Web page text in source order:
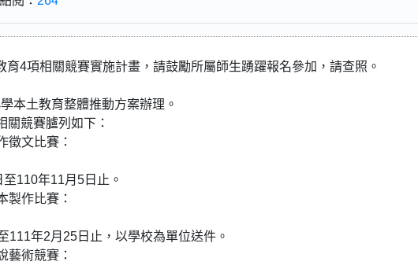
4項相關競賽實施計畫，請鼓勵所屬師生踴躍報名參加，請查照。
本土教育整體推動方案辦理。
關競賽臚列如下：
徵文比賽：
110年11月5日止。
製作比賽：
111年2月25日止，以學校為單位送件。
藝術競賽：